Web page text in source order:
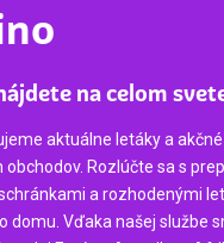
na celom
aktuálne letáky a
obchodov. Rozlúčte sa s
a rozhodenými
domu. Vďaka našej službe